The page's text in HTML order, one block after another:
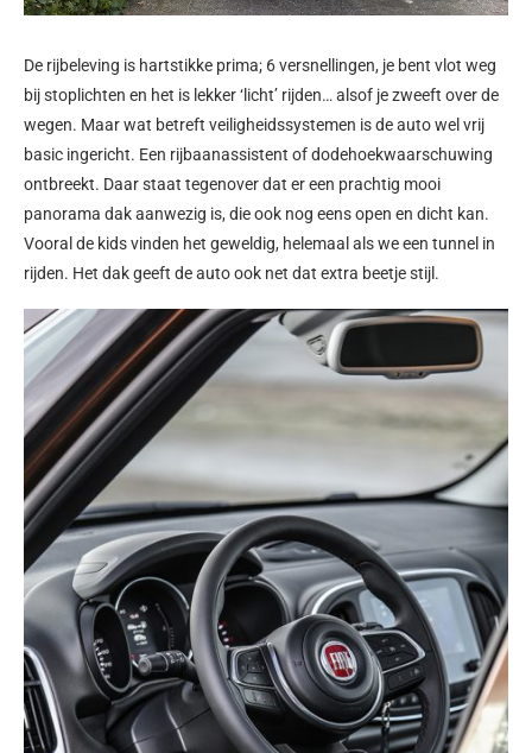
De rijbeleving is hartstikke prima; 6 versnellingen, je bent vlot weg
bij stoplichten en het is lekker ‘licht’ rijden… alsof je zweeft over de
wegen. Maar wat betreft veiligheidssystemen is de auto wel vrij
basic ingericht. Een rijbaanassistent of dodehoekwaarschuwing
ontbreekt. Daar staat tegenover dat er een prachtig mooi
panorama dak aanwezig is, die ook nog eens open en dicht kan.
Vooral de kids vinden het geweldig, helemaal als we een tunnel in
rijden. Het dak geeft de auto ook net dat extra beetje stijl.